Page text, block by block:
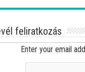
feliratkozás
Enter your email